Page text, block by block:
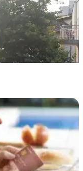
Familia Fantastiko
Китен 60